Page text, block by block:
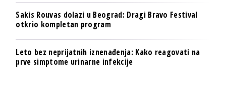
Sakis Rouvas dolazi u Beograd: Dragi Bravo Festival
otkrio kompletan program
Leto bez neprijatnih iznenađenja: Kako reagovati na
prve simptome urinarne infekcije